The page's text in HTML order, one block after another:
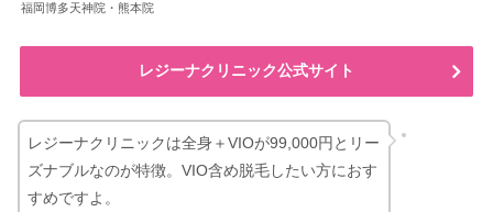
福岡博多天神院・熊本院
レジーナクリニック公式サイト
レジーナクリニックは全身＋VIOが99,000円とリー
ズナブルなのが特徴。VIO含め脱毛したい方におす
すめですよ。